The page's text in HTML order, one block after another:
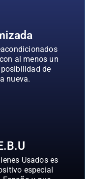
al menos un
de
nueva.
Usados es
especial